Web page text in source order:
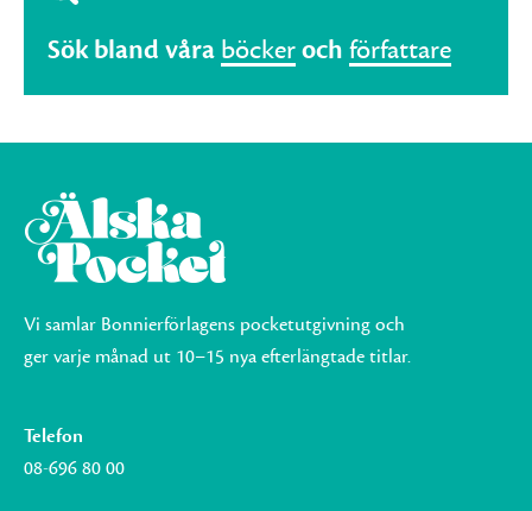
Sök bland våra böckeroch författare
Vi samlar Bonnierförlagens pocketutgivning och
ger varje månad ut 10–15 nya efterlängtade titlar.
Telefon
08-696 80 00